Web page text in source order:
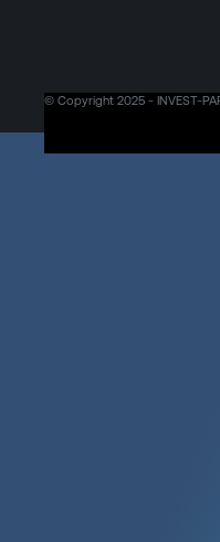
© Copyright 2025 - INVEST-